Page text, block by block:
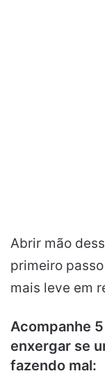
Abrir mão
primeiro
mais leve em
Acompanhe
enxergar se
fazendo mal: